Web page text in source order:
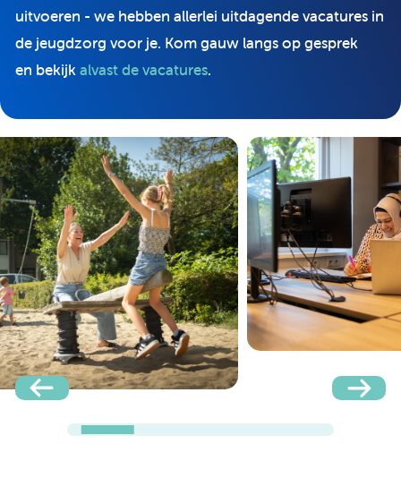
uitvoeren - we hebben allerlei uitdagende vacatures in
de jeugdzorg voor je. Kom gauw langs op gesprek
en bekijkalvast de vacatures.